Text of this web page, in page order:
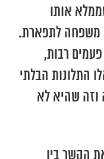
אותו
משפחה לתפארת.
רבות,
התלונות הבלתי
וזה שהיא לא